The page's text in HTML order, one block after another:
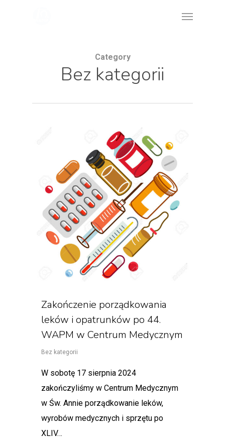
Category
Bez kategorii
Zakończenie porządkowania
leków i opatrunków po 44.
WAPM w Centrum Medycznym
Bez kategorii
W sobotę 17 sierpnia 2024
zakończyliśmy w Centrum Medycznym
w Św. Annie porządkowanie leków,
wyrobów medycznych i sprzętu po
XLIV…